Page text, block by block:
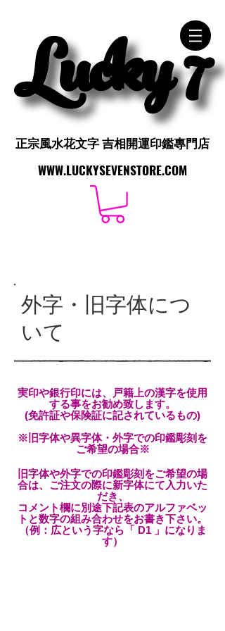
Lucky 7
Lucky 7
正宗風水花文字 吉相開運印鑑專門店
正宗風水花文字 吉相開運印鑑專門店
WWW.LUCKYSEVENSTORE.COM
WWW.LUCKYSEVENSTORE.COM
外字・旧字体につ
いて
実印や銀行印には、戸籍上の漢字を使用
する事をお勧め致します。
(免許証や保険証に記されているもの)
※旧字体や異字体・外字での印鑑彫刻を
ご希望の場合※
旧字体や外字での印鑑彫刻をご希望の場
合は、ご注文の際に新字体にて入力いた
だき、
コメント欄に別途下記表のアルファベッ
トと数字の組み合わせをお書き下さい。
（例：広という字なら「 D1 」になりま
す）